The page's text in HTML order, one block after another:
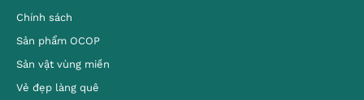
Chính sách
Sản phẩm OCOP
Sản vật vùng miền
Vẻ đẹp làng quê